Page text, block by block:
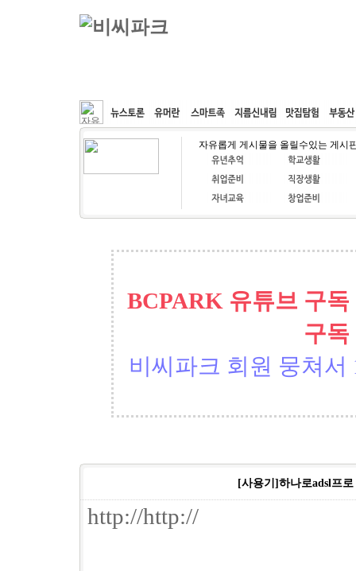
커뮤니티 속도패치 웹호스팅 공동구매
자유롭게 게시물을 올릴수있는 게시
BCPARK 유튜브 구
구독
비씨파크 회원 뭉쳐서
[사용기]하나로adsl프
http://http://